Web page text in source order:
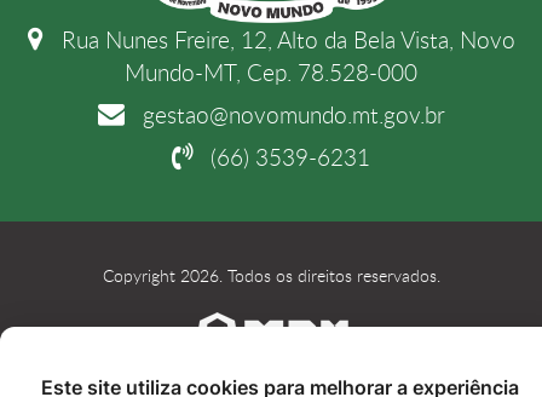
Rua Nunes Freire, 12, Alto da Bela Vista, Novo
Mundo-MT, Cep. 78.528-000
gestao@novomundo.mt.gov.br
(66) 3539-6231
Copyright 2026. Todos os direitos reservados.
Este site utiliza cookies para melhorar a experiência